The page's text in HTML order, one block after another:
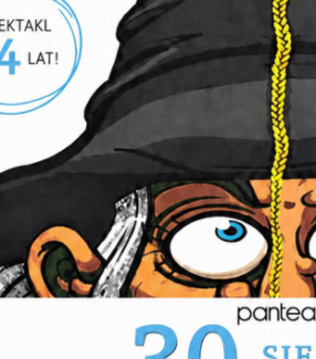
SOBOTA, 29-08-2026, 10:00
SPACER Z
PRZEWODNIKIEM
ŚLADAMI HABSBURGÓW